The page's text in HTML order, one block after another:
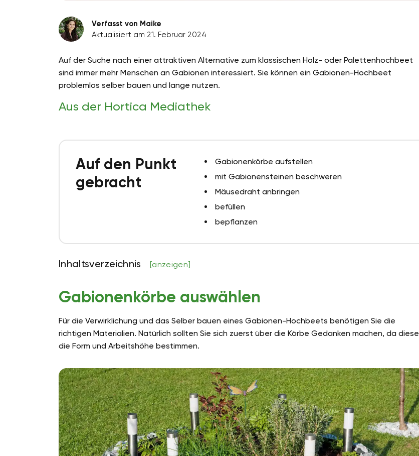
Verfasst von Maike
Aktualisiert am 21. Februar 2024
Auf der Suche nach einer attraktiven Alternative zum klassischen Holz- oder Palettenhochbeet
sind immer mehr Menschen an Gabionen interessiert. Sie können ein Gabionen-Hochbeet
problemlos selber bauen und lange nutzen.
Aus der Hortica Mediathek
Auf den Punkt
gebracht
Gabionenkörbe aufstellen
mit Gabionensteinen beschweren
Mäusedraht anbringen
befüllen
bepflanzen
Inhaltsverzeichnis [anzeigen]
Gabionenkörbe auswählen
Für die Verwirklichung und das Selber bauen eines Gabionen-Hochbeets benötigen Sie die
richtigen Materialien. Natürlich sollten Sie sich zuerst über die Körbe Gedanken machen, da diese
die Form und Arbeitshöhe bestimmen.